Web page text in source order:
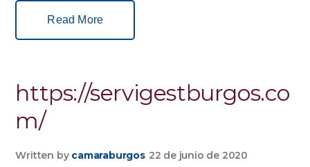
Read More
https://servigestburgos.co
m/
Written by camaraburgos 22 de junio de 2020